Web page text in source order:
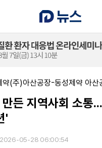
약(주)아산공장-동성제약 아산
든 지역사회 소통
'
2026-05-28 06:00:54